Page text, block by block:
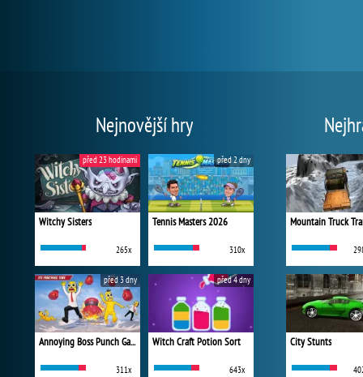
Nejnovější hry
Witchy Sisters
265x
před 23 hodinami
Tennis Masters 2026
310x
před 2 dny
Annoying Boss Punch Game
311x
před 3 dny
Witch Craft Potion Sort
643x
před 4 dny
Mountain Truck
City Stunts